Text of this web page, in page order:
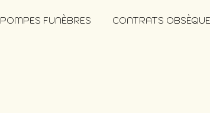
POMPES FUNÈBRES CONTRATS